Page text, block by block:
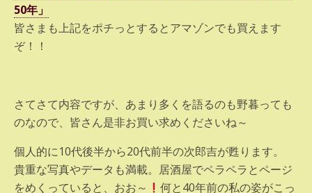
50年」
皆さまも上記をポチっとするとアマゾンでも買えます
ぞ！！
さてさて内容ですが、あまり多くを語るのも野暮っても
のなので、皆さん是非お買い求めくださいね～
個人的に10代後半から20代前半の次郎吉が甦ります。
貴重な写真やデータも満載。居酒屋でペラペラとページ
をめくっていると、おお～
何と40年前の私の姿がこっ